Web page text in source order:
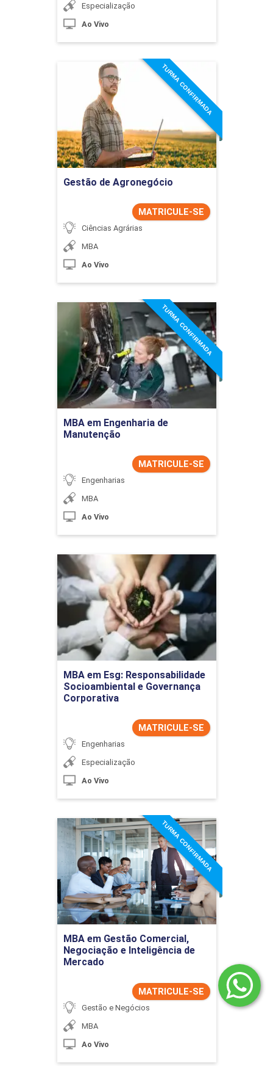
Especialização
Ao Vivo
Gestão de Agronegócio
TURMA CONFIRMADA
MATRICULE-SE
Ciências Agrárias
MBA
Ao Vivo
Gestão de Agronegócio
Detalhes do curso
Ir para Inscrição
MBA em Engenharia de
Manutenção
TURMA CONFIRMADA
MATRICULE-SE
Engenharias
MBA
Ao Vivo
MBA em Engenharia de
Manutenção
Detalhes do curso
Ir para Inscrição
MBA em Esg: Responsabilidade
Socioambiental e Governança
Corporativa
MATRICULE-SE
Engenharias
Especialização
Ao Vivo
MBA em Esg:
Responsabilidade
Socioambiental e
Governança Corporativa
Detalhes do curso
Ir para Inscrição
MBA em Gestão Comercial,
Negociação e Inteligência de
Mercado
TURMA CONFIRMADA
MATRICULE-SE
Gestão e Negócios
MBA
Ao Vivo
MBA em Gestão Comercial,
Negociação e Inteligência
de Mercado
Detalhes do curso